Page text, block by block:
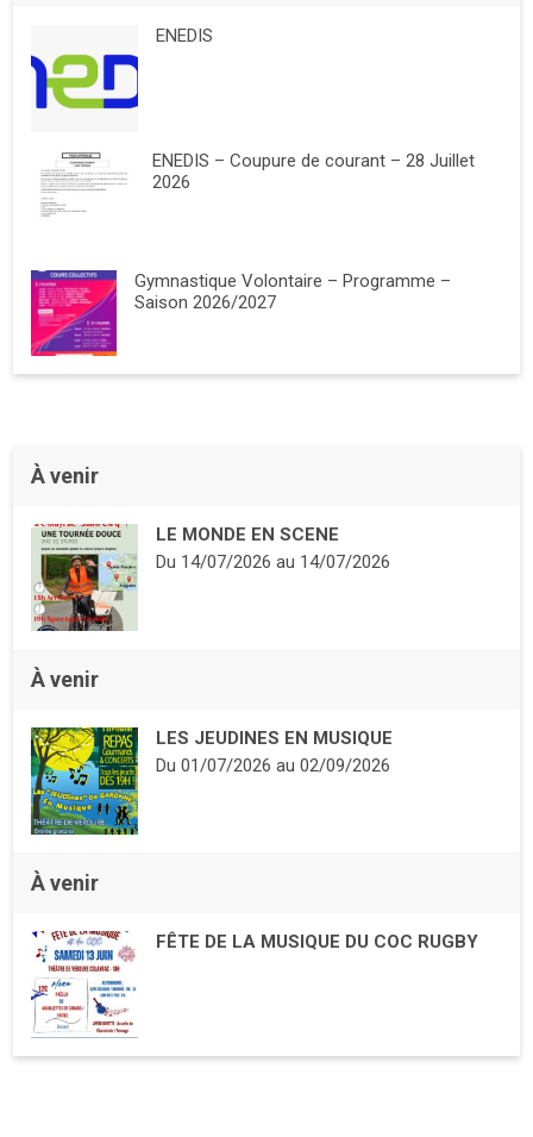
ENEDIS
ENEDIS – Coupure de courant – 28 Juillet
2026
Gymnastique Volontaire – Programme –
Saison 2026/2027
À venir
LE MONDE EN SCENE
Du 14/07/2026au 14/07/2026
À venir
LES JEUDINES EN MUSIQUE
Du 01/07/2026au 02/09/2026
À venir
FÊTE DE LA MUSIQUE DU COC RUGBY